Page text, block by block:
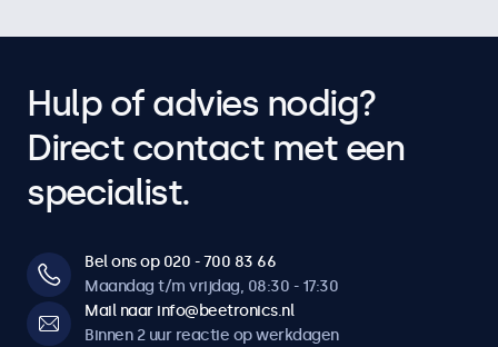
Hulp of advies nodig?
Direct contact met een
specialist.
Bel ons op 020 - 700 83 66
Maandag t/m vrijdag, 08:30 - 17:30
Mail naar info@beetronics.nl
Binnen 2 uur reactie op werkdagen